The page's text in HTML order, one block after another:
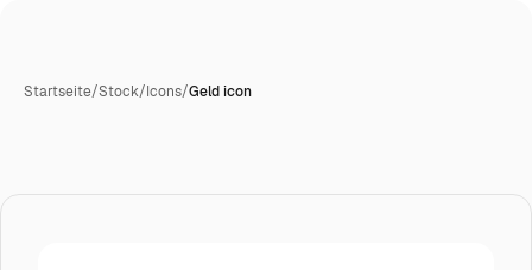
Startseite/Stock/Icons/Geld icon